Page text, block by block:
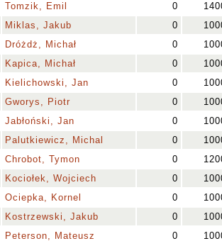
Tomzik, Emil 0
Miklas, Jakub 0
Dróżdż, Michał 0
Kapica, Michał 0
Kielichowski, Jan 0
Gworys, Piotr 0
Jabłoński, Jan 0
Palutkiewicz, Michal 0
Chrobot, Tymon 0
Kociołek, Wojciech 0
Ociepka, Kornel 0
Kostrzewski, Jakub 0
Peterson, Mateusz 0